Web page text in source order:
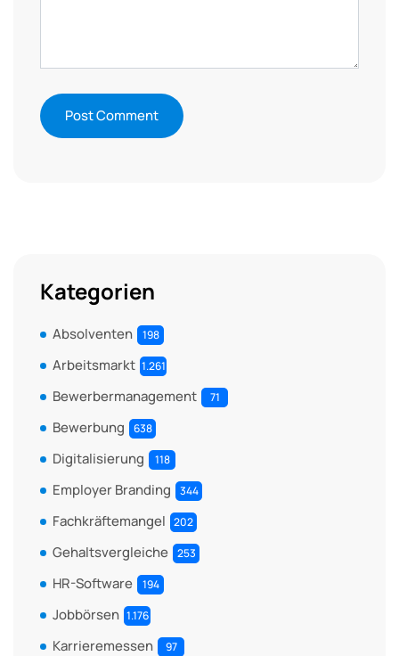
Kategorien
Absolventen 198
Arbeitsmarkt 1.261
Bewerbermanagement 71
Bewerbung 638
Digitalisierung 118
Employer Branding 344
Fachkräftemangel 202
Gehaltsvergleiche 253
HR-Software 194
Jobbörsen 1.176
Karrieremessen 97